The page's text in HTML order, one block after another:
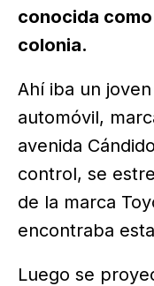
conocida como
colonia.
Ahí iba un
automóvil,
avenida
control, se
de la marca
encontraba
Luego se